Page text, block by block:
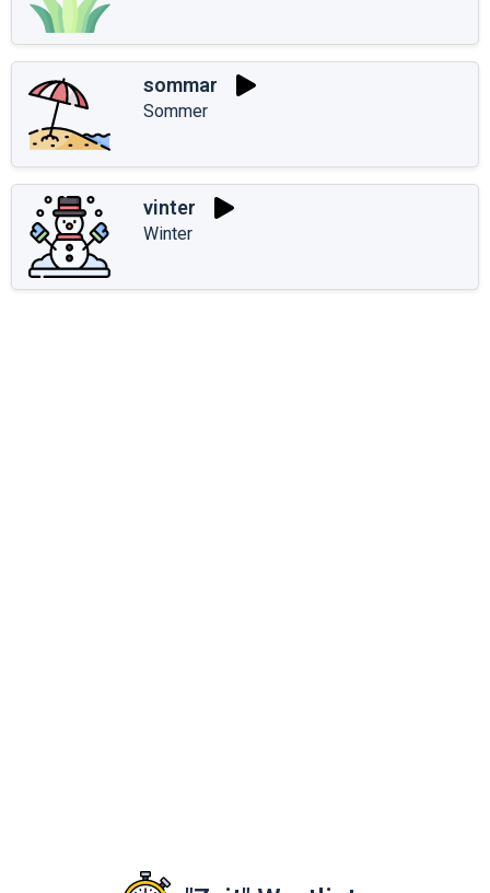
sommar
Sommer
vinter
Winter